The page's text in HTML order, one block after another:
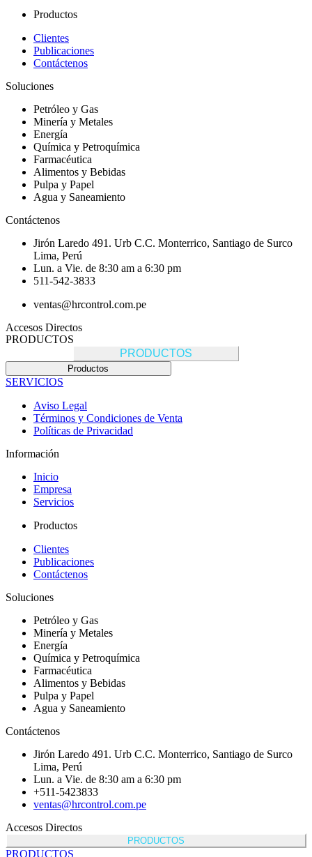
Productos
Clientes
Publicaciones
Contáctenos
Soluciones
Petróleo y Gas
Minería y Metales
Energía
Química y Petroquímica
Farmacéutica
Alimentos y Bebidas
Pulpa y Papel
Agua y Saneamiento
Contáctenos
Jirón Laredo 491. Urb C.C. Monterrico, Santiago de Surco
Lima, Perú
Lun. a Vie. de 8:30 am a 6:30 pm
511-542-3833
ventas@hrcontrol.com.pe
Accesos Directos
PRODUCTOS
PRODUCTOS
Productos
SERVICIOS
Aviso Legal
Términos y Condiciones de Venta
Políticas de Privacidad
Información
Inicio
Empresa
Servicios
Productos
Clientes
Publicaciones
Contáctenos
Soluciones
Petróleo y Gas
Minería y Metales
Energía
Química y Petroquímica
Farmacéutica
Alimentos y Bebidas
Pulpa y Papel
Agua y Saneamiento
Contáctenos
Jirón Laredo 491. Urb C.C. Monterrico, Santiago de Surco
Lima, Perú
Lun. a Vie. de 8:30 am a 6:30 pm
+511-5423833
ventas@hrcontrol.com.pe
Accesos Directos
PRODUCTOS
PRODUCTOS